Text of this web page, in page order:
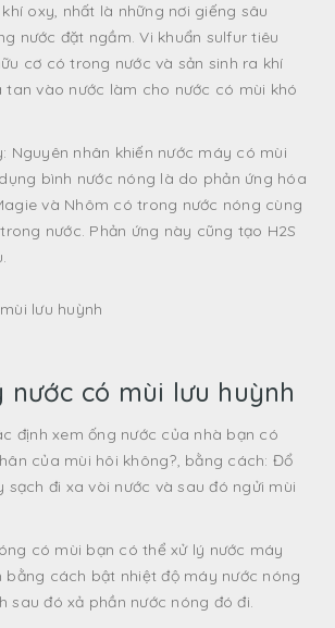
oxy, nhất là những nơi giếng sâu
nước đặt ngầm. Vi khuẩn sulfur tiêu
cơ có trong nước và sản sinh ra khí
tan vào nước làm cho nước có mùi khó
Nguyên nhân khiến nước máy có mùi
bình nước nóng là do phản ứng hóa
và Nhôm có trong nước nóng cùng
nước. Phản ứng này cũng tạo H2S
lưu huỳnh
nước có mùi lưu huỳnh
định xem ống nước của nhà bạn có
của mùi hôi không?, bằng cách: Đổ
sạch đi xa vòi nước và sau đó ngửi mùi
có mùi bạn có thể xử lý nước máy
bằng cách bật nhiệt độ máy nước nóng
sau đó xả phần nước nóng đó đi.